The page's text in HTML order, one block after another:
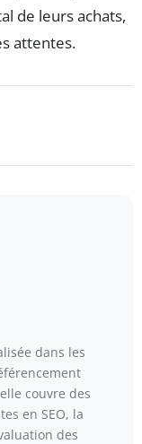
de leurs achats,
attentes.
dans les
couvre des
en SEO, la
des